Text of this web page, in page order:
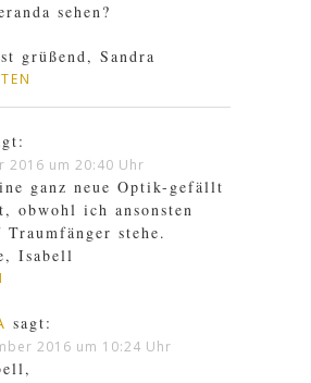
sehen?
grüßend, Sandra
2016 um 20:40 Uhr
ganz neue Optik-gefällt
obwohl ich ansonsten
stehe.
Isabell
sagt:
2016 um 10:24 Uhr